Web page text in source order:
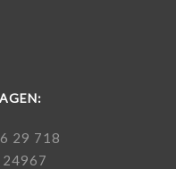
29 718